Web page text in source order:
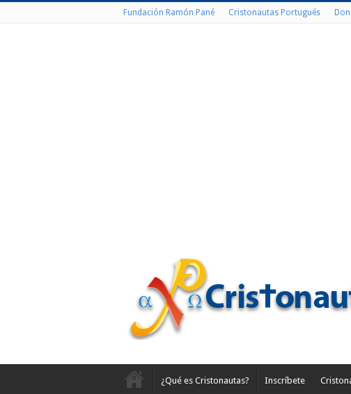
Fundación Ramón Pané Cristonautas Portugués
¿Qué es Cristonautas? Inscríbete